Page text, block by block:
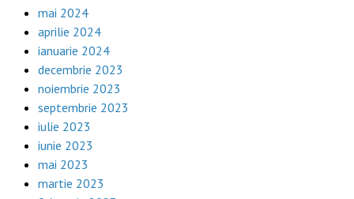
mai 2024
aprilie 2024
ianuarie 2024
decembrie 2023
noiembrie 2023
septembrie 2023
iulie 2023
iunie 2023
mai 2023
martie 2023